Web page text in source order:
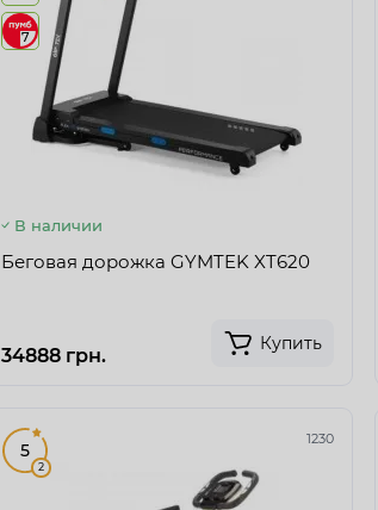
7
В наличии
Беговая дорожка GYMTEK XT620
34888 грн.
Купить
1230
5
2